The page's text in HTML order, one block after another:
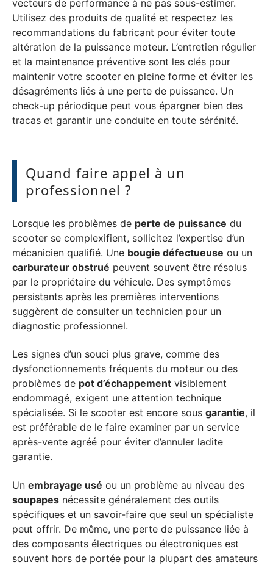
vecteurs de performance à ne pas sous-estimer.
Utilisez des produits de qualité et respectez les
recommandations du fabricant pour éviter toute
altération de la puissance moteur. L’entretien régulier
et la maintenance préventive sont les clés pour
maintenir votre scooter en pleine forme et éviter les
désagréments liés à une perte de puissance. Un
check-up périodique peut vous épargner bien des
tracas et garantir une conduite en toute sérénité.
Quand faire appel à un
professionnel ?
Lorsque les problèmes de perte de puissance du
scooter se complexifient, sollicitez l’expertise d’un
mécanicien qualifié. Une bougie défectueuse ou un
carburateur obstrué peuvent souvent être résolus
par le propriétaire du véhicule. Des symptômes
persistants après les premières interventions
suggèrent de consulter un technicien pour un
diagnostic professionnel.
Les signes d’un souci plus grave, comme des
dysfonctionnements fréquents du moteur ou des
problèmes de pot d’échappement visiblement
endommagé, exigent une attention technique
spécialisée. Si le scooter est encore sous garantie, il
est préférable de le faire examiner par un service
après-vente agréé pour éviter d’annuler ladite
garantie.
Un embrayage usé ou un problème au niveau des
soupapes nécessite généralement des outils
spécifiques et un savoir-faire que seul un spécialiste
peut offrir. De même, une perte de puissance liée à
des composants électriques ou électroniques est
souvent hors de portée pour la plupart des amateurs